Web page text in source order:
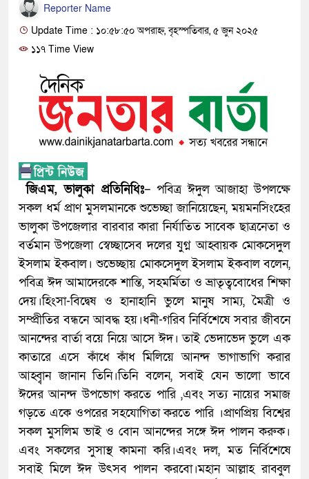
Reporter Name
Update Time : ১০:৫৮:৫০ অপরাহ্ন, বৃহস্পতিবার, ৫ জুন ২০২৫
১১৭ Time View
জিএম, ভালুকা প্রতিনিধিঃ– পবিত্র ঈদুল আজাহা উপলক্ষে
সকল ধর্ম প্রাণ মুসলমানকে শুভেচ্ছা জানিয়েছেন, ময়মনসিংহের
ভালুকা উপজেলার বারবার কারা নির্যাতিত সাবেক ছাত্রনেতা ও
বর্তমান উপজেলা স্বেচ্ছাসেব দলের যুগ্ন আহ্বায়ক মোকসেদুল
ইসলাম ইকবাল। শুভেচ্ছায় মোকসেদুল ইসলাম ইকবাল বলেন,
পবিত্র ঈদ আমাদেরকে শান্তি, সহমর্মিতা ও ভ্রাতৃত্ববোধের শিক্ষা
দেয়।হিংসা-বিদ্বেষ ও হানাহানি ভুলে মানুষ সাম্য, মৈত্রী ও
সম্প্রীতির বন্ধনে আবদ্ধ হয়।ধনী-গরিব নির্বিশেষে সবার জীবনে
আনন্দের বার্তা বয়ে নিয়ে আসে ঈদ। তাই ভেদাভেদ ভুলে এক
কাতারে এসে কাঁধে কাঁধ মিলিয়ে আনন্দ ভাগাভাগি করার
আহ্ব্বান জানান তিনি।তিনি বলেন, সবাই যেন ভালো ভাবে
ঈদের আনন্দ উপভোগ করতে পারি ,এবং সত্য নায়ের সমাজ
গড়তে একে ওপরের সহযোগিতা করতে পারি ।প্রাণপ্রিয় বিশ্বের
সকল মুসলিম ভাই ও বোন আনন্দের সঙ্গে ঈদ পালন করুক।
এবং সকলের সুসাস্থ কামনা করি।এবং দল, মত নির্বিশেষে
সবাই মিলে ঈদ উৎসব পালন করবো।মহান আল্লাহ রাব্বুল